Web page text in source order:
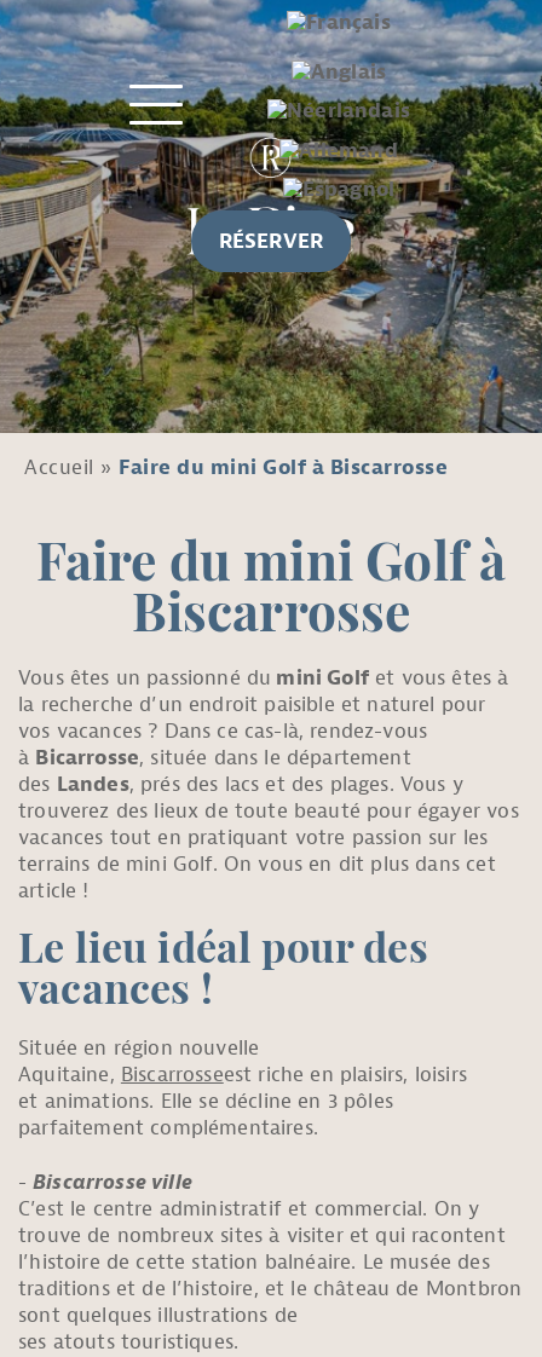
RÉSERVER
Accueil » Faire du mini Golf à Biscarrosse
Faire du mini Golf à
Biscarrosse
Vous êtes un passionné du mini Golfet vous êtes à
la recherche d’un endroit paisible et naturel pour
vos vacances ? Dans ce cas-là, rendez-vous
à Bicarrosse, située dans le département
des Landes, prés des lacs et des plages. Vous y
trouverez des lieux de toute beauté pour égayer vos
vacances tout en pratiquant votre passion sur les
terrains de mini Golf. On vous en dit plus dans cet
article !
Le lieu idéal pour des
vacances !
Située en région nouvelle
Aquitaine, Biscarrosseest riche en plaisirs, loisirs
et animations. Elle se décline en 3 pôles
parfaitement complémentaires.
Biscarrosse ville
C’est le centre administratif et commercial. On y
trouve de nombreux sites à visiter et qui racontent
l’histoire de cette station balnéaire. Le musée des
traditions et de l’histoire, et le château de Montbron
sont quelques illustrations de
ses atouts touristiques.